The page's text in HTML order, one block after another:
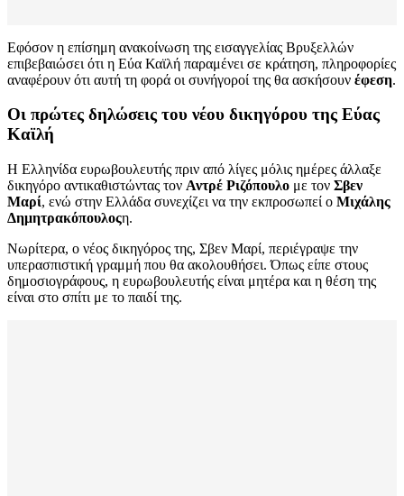
Εφόσον η επίσημη ανακοίνωση της εισαγγελίας Βρυξελλών
επιβεβαιώσει ότι η Εύα Καϊλή παραμένει σε κράτηση, πληροφορίες
αναφέρουν ότι αυτή τη φορά οι συνήγοροί της θα ασκήσουν έφεση.
Οι πρώτες δηλώσεις του νέου δικηγόρου της Εύας
Καϊλή
Η Ελληνίδα ευρωβουλευτής πριν από λίγες μόλις ημέρες άλλαξε
δικηγόρο αντικαθιστώντας τον Αντρέ Ριζόπουλο με τον Σβεν
Μαρί, ενώ στην Ελλάδα συνεχίζει να την εκπροσωπεί ο Μιχάλης
Δημητρακόπουλοςη.
Νωρίτερα, ο νέος δικηγόρος της, Σβεν Μαρί, περιέγραψε την
υπερασπιστική γραμμή που θα ακολουθήσει. Όπως είπε στους
δημοσιογράφους, η ευρωβουλευτής είναι μητέρα και η θέση της
είναι στο σπίτι με το παιδί της.